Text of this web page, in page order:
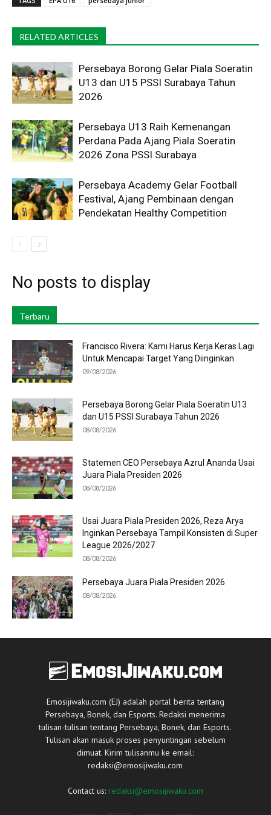
RELATED ARTICLES
Persebaya Borong Gelar Piala Soeratin
U13 dan U15 PSSI Surabaya Tahun
2026
Persebaya U13 Raih Kemenangan
Perdana Pada Ajang Piala Soeratin
2026 Zona PSSI Surabaya
Persebaya Academy Gelar Football
Festival, Ajang Pembinaan dengan
Pendekatan Healthy Competition
No posts to display
Terbaru
Francisco Rivera: Kami Harus Kerja Keras Lagi
Untuk Mencapai Target Yang Diinginkan
09/08/2026
Persebaya Borong Gelar Piala Soeratin U13
dan U15 PSSI Surabaya Tahun 2026
08/08/2026
Statemen CEO Persebaya Azrul Ananda Usai
Juara Piala Presiden 2026
08/08/2026
Usai Juara Piala Presiden 2026, Reza Arya
Inginkan Persebaya Tampil Konsisten di Super
League 2026/2027
08/08/2026
Persebaya Juara Piala Presiden 2026
08/08/2026
Emosijiwaku.com (EJ) adalah portal berita tentang
Persebaya, Bonek, dan Esports. Redaksi menerima
tulisan-tulisan tentang Persebaya, Bonek, dan Esports.
Tulisan akan masuk proses penyuntingan sebelum
dimuat. Kirim tulisanmu ke email:
redaksi@emosijiwaku.com
Contact us: redaksi@emosijiwaku.com